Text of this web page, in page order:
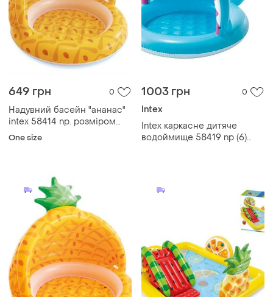
649 грн 0
Надувний басейн "ананас"
intex 58414 np. розміром
102x94см, об'єм 45л, від 1
One size
1003 грн 0
Intex
Intex каркасне дитяче
водоймище 58419 np (6)